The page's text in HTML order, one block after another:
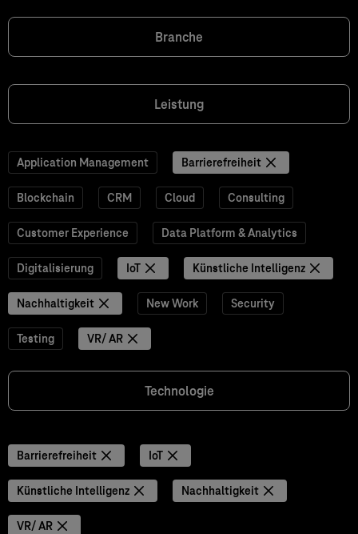
Branche
Leistung
Application Management Barrierefreiheit
Blockchain CRM Cloud Consulting
Customer Experience Data Platform & Analytics
Digitalisierung IoT Künstliche Intelligenz
Nachhaltigkeit New Work Security
Testing VR/ AR
Technologie
Barrierefreiheit IoT
Künstliche Intelligenz Nachhaltigkeit
VR/ AR